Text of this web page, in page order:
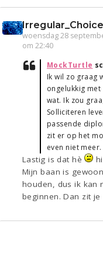
Irregular_Choice
woensdag 28
om 22:40
MockTurtle
Ik wil zo graag
ongelukkig
wat. Ik zou
Solliciteren
passende
zit er op het
even niet meer.
Lastig is dat hè
Mijn baan is
houden, dus ik kan
beginnen. Dan zit